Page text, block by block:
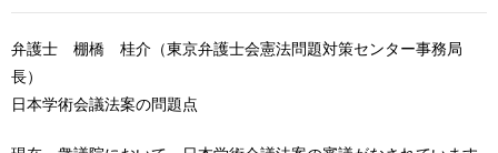
弁護士 棚橋 桂介（東京弁護士会憲法問題対策センター事務局
長）
日本学術会議法案の問題点